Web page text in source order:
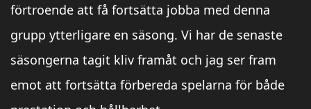
förtroende att få fortsätta jobba med denna
grupp ytterligare en säsong. Vi har de senaste
säsongerna tagit kliv framåt och jag ser fram
emot att fortsätta förbereda spelarna för både